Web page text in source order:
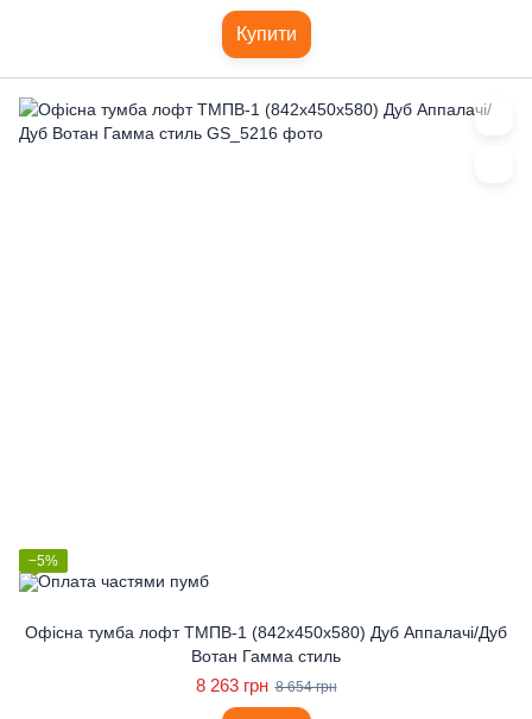
Купити
−5%
Офісна тумба лофт ТМПВ-1 (842x450x580) Дуб Аппалачі/Дуб
Вотан Гамма стиль
8 263 грн 8 654 грн